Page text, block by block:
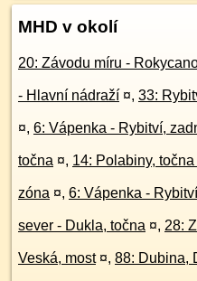
MHD v okolí
20: Závodu míru -
- Hlavní nádraží ¤, 33:
¤, 6: Vápenka - Rybitví,
točna ¤, 14: Polabiny,
zóna ¤, 6: Vápenka -
sever - Dukla, točna ¤, 28:
Veská, most ¤, 88: Dubina,